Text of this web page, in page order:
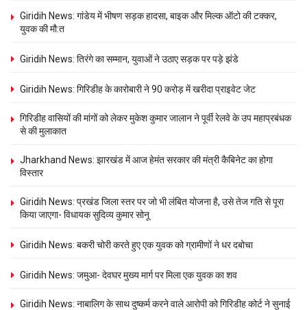
Giridih News: गांडेय में भीषण सड़क हादसा, बाइक और मिल्क ऑटो की टक्कर,
युवक की मौ:त
Giridih News: तिरंगे का सम्मान, युवाओं ने उठाए सड़क पर पड़े झंडे
Giridih News: गिरिडीह के कारोबारी ने 90 करोड़ में खरीदा प्राइवेट जेट
गिरिडीह वासियों की मांगों को लेकर मुकेश कुमार जालान ने पूर्वी रेलवे के उप महाप्रबंधक
से की मुलाकात
Jharkhand News: झारखंड में आज हेमंत सरकार की मंत्री कैबिनेट का होगा
विस्तार
Giridih News: प्रखंड जिला स्तर पर जो भी लंबित योजना है, उसे तेज गति से पूरा
किया जाएगा- विधायक सुदिव्य कुमार सोनू
Giridih News: बकरी चोरी करते हुए एक युवक को ग्रामीणों ने धर दबोचा
Giridih News: जमुआ- देवघर मुख्य मार्ग पर मिला एक युवक का शव
Giridih News: नाबालिग के साथ दुष्कर्म करने वाले आरोपी को गिरिडीह कोर्ट ने सुनाई